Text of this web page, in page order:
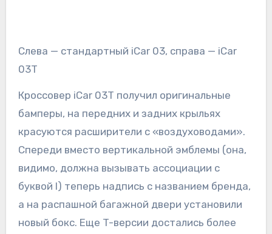
Слева — стандартный iCar 03, справа — iCar
03T
Кроссовер iCar 03T получил оригинальные
бамперы, на передних и задних крыльях
красуются расширители с «воздуховодами».
Спереди вместо вертикальной эмблемы (она,
видимо, должна вызывать ассоциации с
буквой I) теперь надпись с названием бренда,
а на распашной багажной двери установили
новый бокс. Еще T-версии достались более